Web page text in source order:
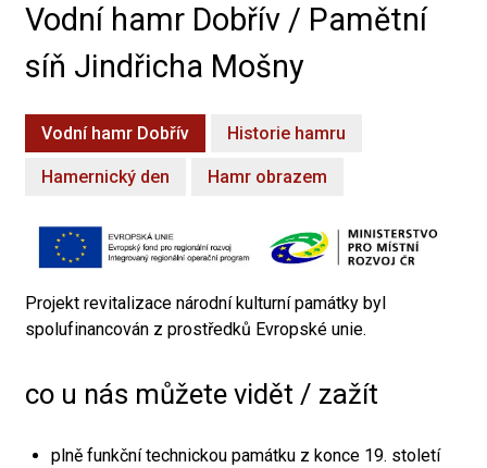
Vodní hamr Dobřív / Pamětní
síň Jindřicha Mošny
Vodní hamr Dobřív Historie hamru
Hamernický den Hamr obrazem
Projekt revitalizace národní kulturní památky byl
spolufinancován z prostředků Evropské unie.
co u nás můžete vidět / zažít
plně funkční technickou památku z konce 19. století